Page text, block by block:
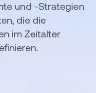
und -Strategien
die die
im Zeitalter